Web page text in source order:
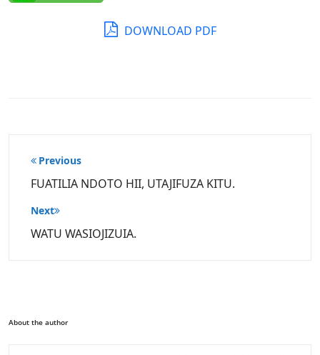
DOWNLOAD PDF
Post
navigation
Previous
FUATILIA NDOTO HII, UTAJIFUZA KITU.
Next
WATU WASIOJIZUIA.
About the author